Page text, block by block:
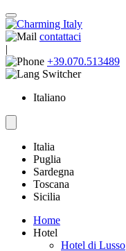
contattaci
|
+39.070.513489
Italiano
Italia
Puglia
Sardegna
Toscana
Sicilia
Home
Hotel
Hotel di Lusso